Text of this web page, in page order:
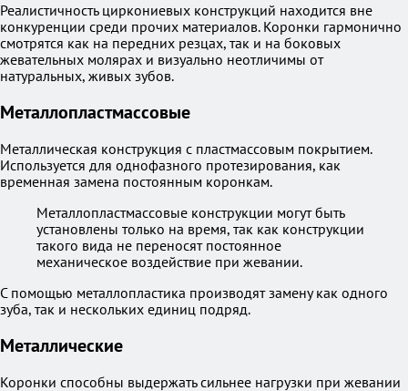
Реалистичность циркониевых конструкций находится вне
конкуренции среди прочих материалов. Коронки гармонично
смотрятся как на передних резцах, так и на боковых
жевательных молярах и визуально неотличимы от
натуральных, живых зубов.
Металлопластмассовые
Металлическая конструкция с пластмассовым покрытием.
Используется для однофазного протезирования, как
временная замена постоянным коронкам.
Металлопластмассовые конструкции могут быть
установлены только на время, так как конструкции
такого вида не переносят постоянное
механическое воздействие при жевании.
С помощью металлопластика производят замену как одного
зуба, так и нескольких единиц подряд.
Металлические
Коронки способны выдержать сильнее нагрузки при жевании